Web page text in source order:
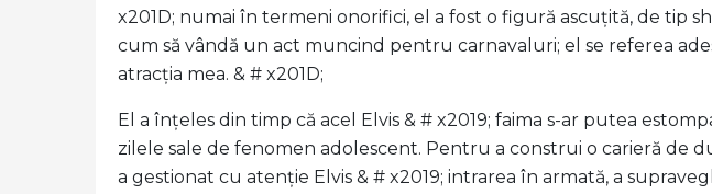
x201D; numai în termeni onorifici, el a fost o figură ascuțită, de tip
cum să vândă un act muncind pentru carnavaluri; el se referea
atracția mea. & # x201D;
El a înțeles din timp că acel Elvis & # x2019; faima s-ar putea
zilele sale de fenomen adolescent. Pentru a construi o carieră de
a gestionat cu atenție Elvis & # x2019; intrarea în armată, a